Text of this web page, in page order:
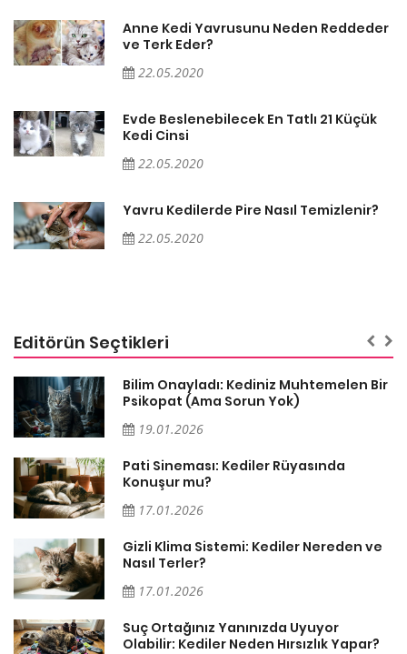
Anne Kedi Yavrusunu Neden Reddeder
ve Terk Eder?
22.05.2020
Evde Beslenebilecek En Tatlı 21 Küçük
Kedi Cinsi
22.05.2020
Yavru Kedilerde Pire Nasıl Temizlenir?
22.05.2020
Editörün Seçtikleri
Bilim Onayladı: Kediniz Muhtemelen Bir
Psikopat (Ama Sorun Yok)
19.01.2026
Pati Sineması: Kediler Rüyasında
Konuşur mu?
17.01.2026
Gizli Klima Sistemi: Kediler Nereden ve
Nasıl Terler?
17.01.2026
Suç Ortağınız Yanınızda Uyuyor
Olabilir: Kediler Neden Hırsızlık Yapar?